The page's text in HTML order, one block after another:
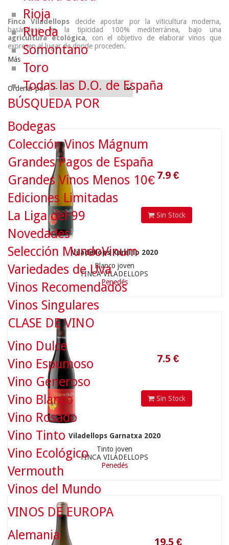
Finca Viladellops decide apostar por la viticultura moderna,
basándose en la tipicidad 100% mediterránea, bajo una
agricultura ecológica, con el objetivo de elaborar vinos que
expresen el lugar de donde proceden.
Más
Ordenar por
Sin Stock
Viladellops Xarel·lo 2020
Blanco joven
FINCA VILADELLOPS
Penedés
Sin Stock
Viladellops Garnatxa 2020
Tinto joven
FINCA VILADELLOPS
Penedés
Rioja
Rueda
Somontano
Toro
Todas las D.O. de España
BÚSQUEDA POR
Bodegas
Colección Vinos Mágnum
Grandes Pagos de España
Grandes Vinos Menos 10€
Ediciones Limitadas
La Liga del 99
Novedades
Selección MundoVinum
Variedades de Uva
Vinos Recomendados
Vinos Singulares
CLASE DE VINO
Vino Dulce
Vino Espumoso
Vino Generoso
Vino Blanco
Vino Rosado
Vino Tinto
Vino Ecológico
Vermouth
Vinos del Mundo
VINOS DE EUROPA
Alemania